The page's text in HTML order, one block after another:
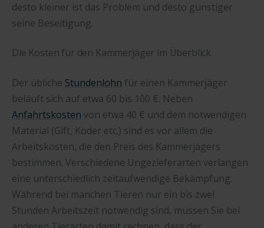
desto kleiner ist das Problem und desto günstiger
seine Beseitigung.
Die Kosten für den Kammerjäger im Überblick
Der übliche Stundenlohn für einen Kammerjäger
beläuft sich auf etwa 60 bis 100 €. Neben
Anfahrtskosten von etwa 40 € und dem notwendigen
Material (Gift, Köder etc.) sind es vor allem die
Arbeitskosten, die den Preis des Kammerjägers
bestimmen. Verschiedene Ungezieferarten verlangen
eine unterschiedlich zeitaufwendige Bekämpfung.
Während bei manchen Tieren nur ein bis zwei
Stunden Arbeitszeit notwendig sind, müssen Sie bei